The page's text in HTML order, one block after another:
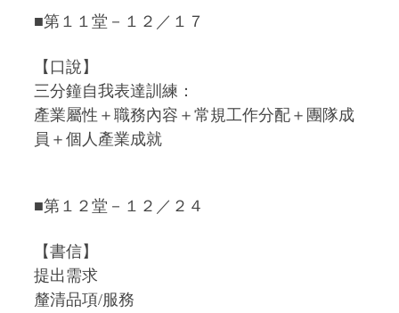
■第１１堂－１２／１７
【口說】
三分鐘自我表達訓練：
產業屬性＋職務內容＋常規工作分配＋團隊成
員＋個人產業成就
■第１２堂－１２／２４
【書信】
提出需求
釐清品項/服務